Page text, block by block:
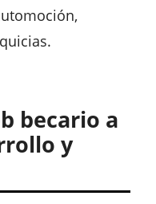
becario a
y